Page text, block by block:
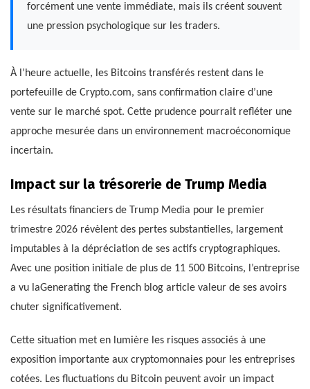
forcément une vente immédiate, mais ils créent souvent
une pression psychologique sur les traders.
À l’heure actuelle, les Bitcoins transférés restent dans le
portefeuille de Crypto.com, sans confirmation claire d’une
vente sur le marché spot. Cette prudence pourrait refléter une
approche mesurée dans un environnement macroéconomique
incertain.
Impact sur la trésorerie de Trump Media
Les résultats financiers de Trump Media pour le premier
trimestre 2026 révèlent des pertes substantielles, largement
imputables à la dépréciation de ses actifs cryptographiques.
Avec une position initiale de plus de 11 500 Bitcoins, l’entreprise
a vu laGenerating the French blog article valeur de ses avoirs
chuter significativement.
Cette situation met en lumière les risques associés à une
exposition importante aux cryptomonnaies pour les entreprises
cotées. Les fluctuations du Bitcoin peuvent avoir un impact